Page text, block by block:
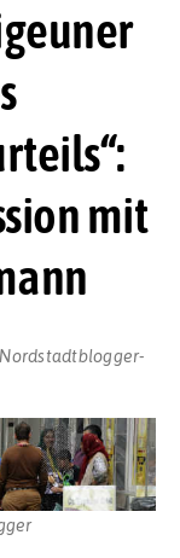
mit
Nordstadtblogger-